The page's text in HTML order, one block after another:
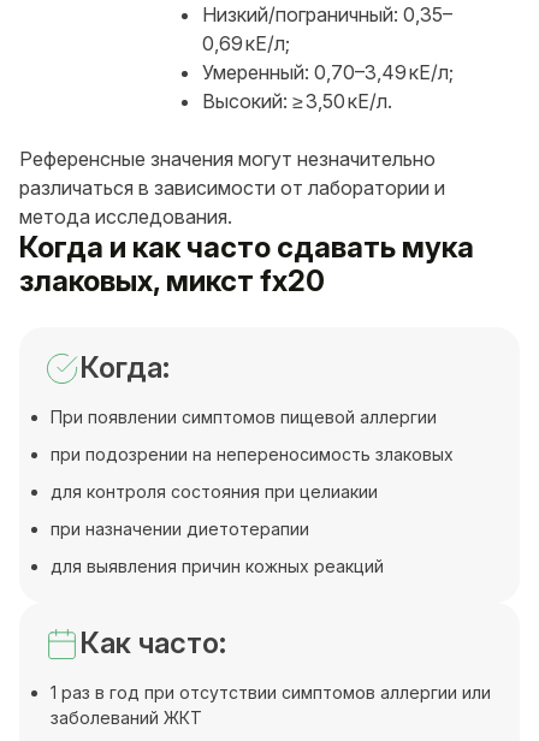
Низкий/пограничный: 0,35–
0,69 кЕ/л;
Умеренный: 0,70–3,49 кЕ/л;
Высокий: ≥ 3,50 кЕ/л.
Референсные значения могут незначительно
различаться в зависимости от лаборатории и
метода исследования.
Когда и как часто сдавать мука
злаковых, микст fx20
Когда:
При появлении симптомов пищевой аллергии
при подозрении на непереносимость злаковых
для контроля состояния при целиакии
при назначении диетотерапии
для выявления причин кожных реакций
Как часто:
1 раз в год при отсутствии симптомов аллергии или
заболеваний ЖКТ